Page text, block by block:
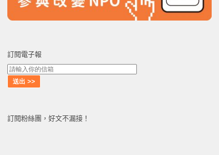
訂閱電子報
訂閱粉絲團，好文不漏接！